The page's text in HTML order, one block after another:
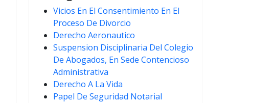
Vicios En El Consentimiento En El
Proceso De Divorcio
Derecho Aeronautico
Suspension Disciplinaria Del Colegio
De Abogados, En Sede Contencioso
Administrativa
Derecho A La Vida
Papel De Seguridad Notarial